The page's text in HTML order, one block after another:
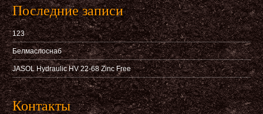
Последние записи
123
Белмаслоснаб
JASOL Hydraulic HV 22-68 Zinc Free
Контакты